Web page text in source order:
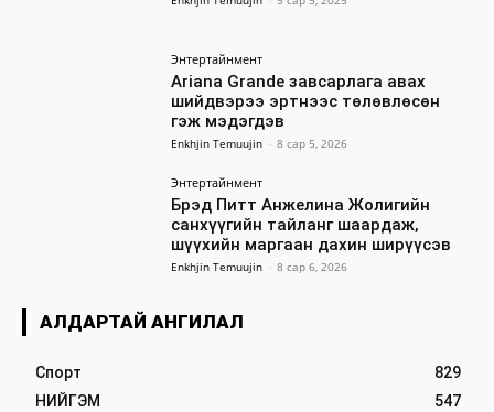
Энтертайнмент
Ariana Grande завсарлага авах
шийдвэрээ эртнээс төлөвлөсөн
гэж мэдэгдэв
Enkhjin Temuujin - 8 сар 5, 2026
Энтертайнмент
Брэд Питт Анжелина Жолигийн
санхүүгийн тайланг шаардаж,
шүүхийн маргаан дахин ширүүсэв
Enkhjin Temuujin - 8 сар 6, 2026
АЛДАРТАЙ АНГИЛАЛ
Спорт
829
НИЙГЭМ
547